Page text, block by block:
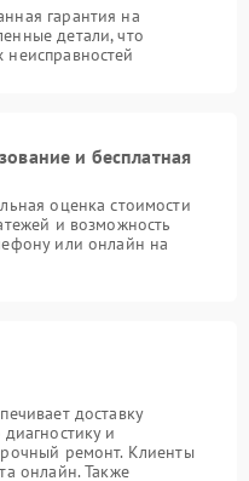
гарантия на
детали, что
и бесплатная
оценка стоимости
и возможность
или онлайн на
доставку
и
ремонт. Клиенты
онлайн. Также